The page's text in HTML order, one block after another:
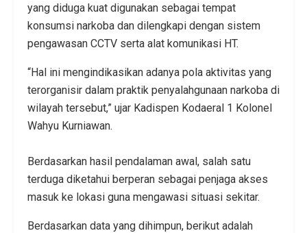
yang diduga kuat digunakan sebagai tempat
konsumsi narkoba dan dilengkapi dengan sistem
pengawasan CCTV serta alat komunikasi HT.
“Hal ini mengindikasikan adanya pola aktivitas yang
terorganisir dalam praktik penyalahgunaan narkoba di
wilayah tersebut,” ujar Kadispen Kodaeral 1 Kolonel
Wahyu Kurniawan.
‎Berdasarkan hasil pendalaman awal, salah satu
terduga diketahui berperan sebagai penjaga akses
masuk ke lokasi guna mengawasi situasi sekitar.
Berdasarkan data yang dihimpun, berikut adalah